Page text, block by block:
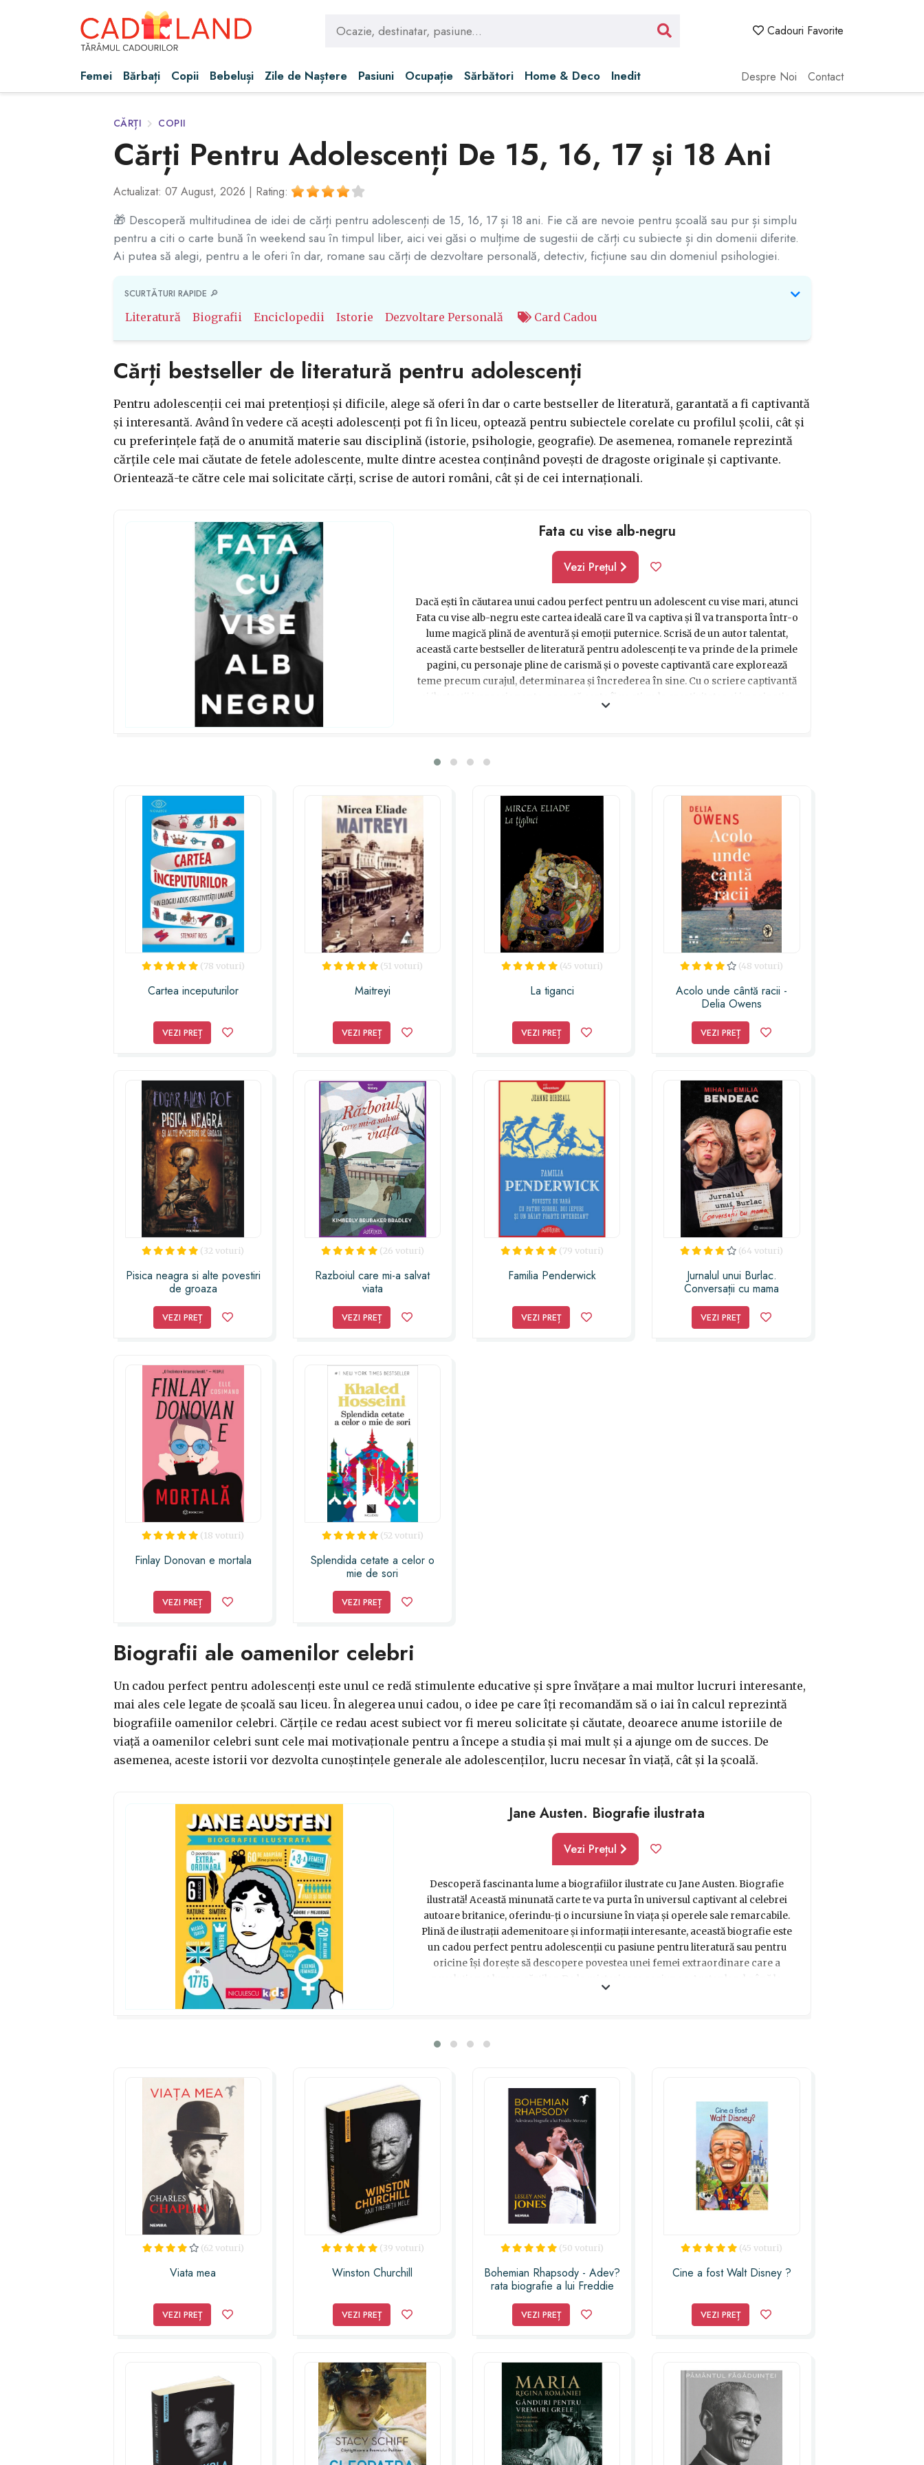
Cadouri Favorite
Femei Bărbați Copii Bebeluși Zile de Naștere Pasiuni Ocupație Sărbători Home & Deco Inedit Despre Noi Contact
CĂRȚI COPII
Cărți Pentru Adolescenți De 15, 16, 17 și 18 Ani
Actualizat: 07 August, 2026 | Rating:
🎁 Descoperă multitudinea de idei de cărți pentru adolescenți de 15, 16, 17 și 18 ani. Fie că are nevoie pentru școală sau pur și simplu
pentru a citi o carte bună în weekend sau în timpul liber, aici vei găsi o mulțime de sugestii de cărți cu subiecte și din domenii diferite.
Ai putea să alegi, pentru a le oferi în dar, romane sau cărți de dezvoltare personală, detectiv, ficțiune sau din domeniul psihologiei.
SCURTĂTURI RAPIDE 🔎
Literatură Biografii Enciclopedii Istorie Dezvoltare Personală Card Cadou
Cărți bestseller de literatură pentru adolescenți
Pentru adolescenții cei mai pretențioși și dificile, alege să oferi în dar o carte bestseller de literatură, garantată a fi captivantă
și interesantă. Având în vedere că acești adolescenți pot fi în liceu, optează pentru subiectele corelate cu profilul școlii, cât și
cu preferințele față de o anumită materie sau disciplină (istorie, psihologie, geografie). De asemenea, romanele reprezintă
cărțile cele mai căutate de fetele adolescente, multe dintre acestea conținând povești de dragoste originale și captivante.
Orientează-te către cele mai solicitate cărți, scrise de autori români, cât și de cei internaționali.
Fata cu vise alb-negru
Vezi Prețul
Dacă ești în căutarea unui cadou perfect pentru un adolescent cu vise mari, atunci
Fata cu vise alb-negru este cartea ideală care îl va captiva și îl va transporta într-o
lume magică plină de aventură și emoții puternice. Scrisă de un autor talentat,
această carte bestseller de literatură pentru adolescenți te va prinde de la primele
pagini, cu personaje pline de carismă și o poveste captivantă care explorează
teme precum curajul, determinarea și încrederea în sine. Cu o scriere captivantă
și ilustrații impresionante, această carte îi va stimula creativitatea și imaginația,
(78 voturi)
Cartea inceputurilor
VEZI PREȚ
(51 voturi)
Maitreyi
VEZI PREȚ
(45 voturi)
La tiganci
VEZI PREȚ
(48 voturi)
Acolo unde cântă racii -
Delia Owens
VEZI PREȚ
(32 voturi)
Pisica neagra si alte povestiri
de groaza
VEZI PREȚ
(26 voturi)
Razboiul care mi-a salvat
viata
VEZI PREȚ
(79 voturi)
Familia Penderwick
VEZI PREȚ
(64 voturi)
Jurnalul unui Burlac.
Conversații cu mama
VEZI PREȚ
(18 voturi)
Finlay Donovan e mortala
VEZI PREȚ
(52 voturi)
Splendida cetate a celor o
mie de sori
VEZI PREȚ
Biografii ale oamenilor celebri
Un cadou perfect pentru adolescenți este unul ce redă stimulente educative și spre învățare a mai multor lucruri interesante,
mai ales cele legate de școală sau liceu. În alegerea unui cadou, o idee pe care îți recomandăm să o iai în calcul reprezintă
biografiile oamenilor celebri. Cărțile ce redau acest subiect vor fi mereu solicitate și căutate, deoarece anume istoriile de
viață a oamenilor celebri sunt cele mai motivaționale pentru a începe a studia și mai mult și a ajunge om de succes. De
asemenea, aceste istorii vor dezvolta cunoștințele generale ale adolescenților, lucru necesar în viață, cât și la școală.
Jane Austen. Biografie ilustrata
Vezi Prețul
Descoperă fascinanta lume a biografiilor ilustrate cu Jane Austen. Biografie
ilustrată! Această minunată carte te va purta în universul captivant al celebrei
autoare britanice, oferindu-ți o incursiune în viața și operele sale remarcabile.
Plină de ilustrații ademenitoare și informații interesante, această biografie este
un cadou perfect pentru adolescenții cu pasiune pentru literatură sau pentru
oricine își dorește să descopere povestea unei femei extraordinare care a
revoluționat lumea cărților. De la misterioasa regiune a Austenland până la
și în prezent. Cu Jane Austen. Biografie ilustrată, vei oferi o aventură literară cu
închide ultima pagină.
(62 voturi)
Viata mea
VEZI PREȚ
(39 voturi)
Winston Churchill
VEZI PREȚ
(50 voturi)
Bohemian Rhapsody - Adev?
rata biografie a lui Freddie
VEZI PREȚ
(45 voturi)
Cine a fost Walt Disney ?
VEZI PREȚ